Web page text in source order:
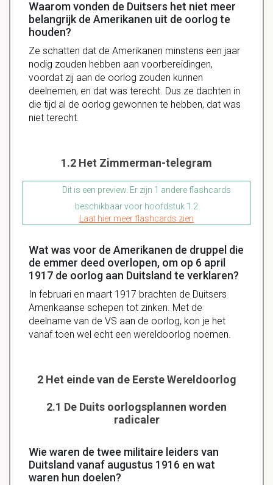
Waarom vonden de Duitsers het niet meer
belangrijk de Amerikanen uit de oorlog te
houden?
Ze schatten dat de Amerikanen minstens een jaar
nodig zouden hebben aan voorbereidingen,
voordat zij aan de oorlog zouden kunnen
deelnemen, en dat was terecht. Dus ze dachten in
die tijd al de oorlog gewonnen te hebben, dat was
niet terecht.
1.2 Het Zimmerman-telegram
Dit is een preview. Er zijn 1 andere flashcards
beschikbaar voor hoofdstuk 1.2
Laat hier meer flashcards zien
Wat was voor de Amerikanen de druppel die
de emmer deed overlopen, om op 6 april
1917 de oorlog aan Duitsland te verklaren?
In februari en maart 1917 brachten de Duitsers
Amerikaanse schepen tot zinken. Met de
deelname van de VS aan de oorlog, kon je het
vanaf toen wel echt een wereldoorlog noemen.
2 Het einde van de Eerste Wereldoorlog
2.1 De Duits oorlogsplannen worden
radicaler
Wie waren de twee militaire leiders van
Duitsland vanaf augustus 1916 en wat
waren hun doelen?